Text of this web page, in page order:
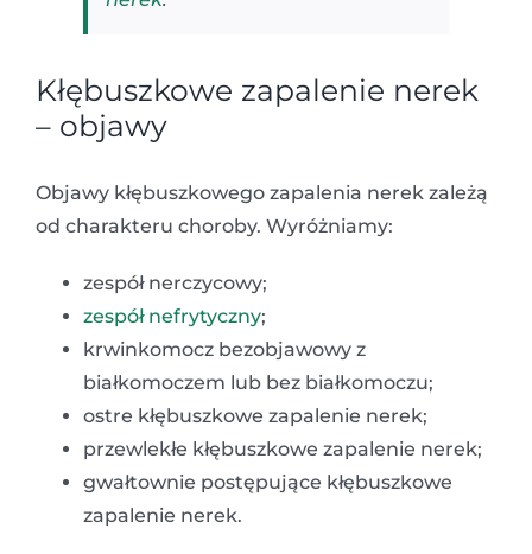
Kłębuszkowe zapalenie nerek
– objawy
Objawy kłębuszkowego zapalenia nerek zależą
od charakteru choroby. Wyróżniamy:
zespół nerczycowy;
zespół nefrytyczny;
krwinkomocz bezobjawowy z
białkomoczem lub bez białkomoczu;
ostre kłębuszkowe zapalenie nerek;
przewlekłe kłębuszkowe zapalenie nerek;
gwałtownie postępujące kłębuszkowe
zapalenie nerek.